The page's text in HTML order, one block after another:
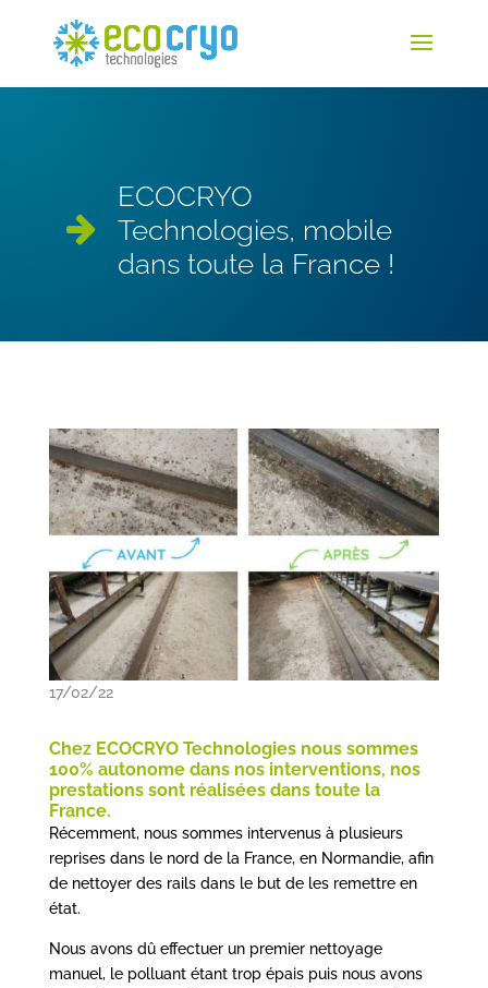
ECOCRYO
Technologies, mobile
dans toute la France !
17/02/22
Chez ECOCRYO Technologies nous sommes
100% autonome dans nos interventions, nos
prestations sont réalisées dans toute la
France.
Récemment, nous sommes intervenus à plusieurs
reprises dans le nord de la France, en Normandie, afin
de nettoyer des rails dans le but de les remettre en
état.
Nous avons dû effectuer un premier nettoyage
manuel, le polluant étant trop épais puis nous avons